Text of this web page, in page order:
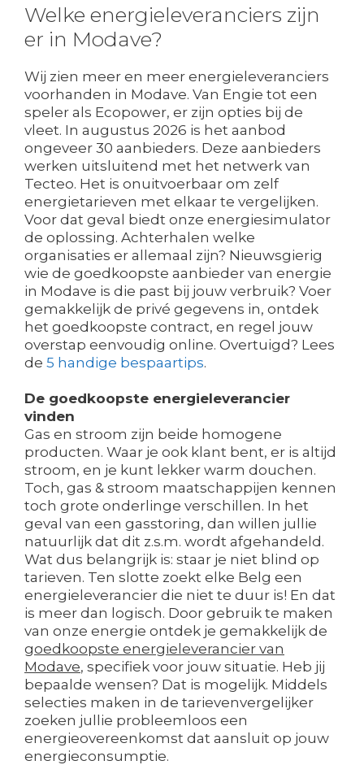
Welke energieleveranciers zijn
er in Modave?
Wij zien meer en meer energieleveranciers
voorhanden in Modave. Van Engie tot een
speler als Ecopower, er zijn opties bij de
vleet. In augustus 2026 is het aanbod
ongeveer 30 aanbieders. Deze aanbieders
werken uitsluitend met het netwerk van
Tecteo. Het is onuitvoerbaar om zelf
energietarieven met elkaar te vergelijken.
Voor dat geval biedt onze energiesimulator
de oplossing. Achterhalen welke
organisaties er allemaal zijn? Nieuwsgierig
wie de goedkoopste aanbieder van energie
in Modave is die past bij jouw verbruik? Voer
gemakkelijk de privé gegevens in, ontdek
het goedkoopste contract, en regel jouw
overstap eenvoudig online. Overtuigd? Lees
de 5 handige bespaartips.
De goedkoopste energieleverancier
vinden
Gas en stroom zijn beide homogene
producten. Waar je ook klant bent, er is altijd
stroom, en je kunt lekker warm douchen.
Toch, gas & stroom maatschappijen kennen
toch grote onderlinge verschillen. In het
geval van een gasstoring, dan willen jullie
natuurlijk dat dit z.s.m. wordt afgehandeld.
Wat dus belangrijk is: staar je niet blind op
tarieven. Ten slotte zoekt elke Belg een
energieleverancier die niet te duur is! En dat
is meer dan logisch. Door gebruik te maken
van onze energie ontdek je gemakkelijk de
goedkoopste energieleverancier van
Modave, specifiek voor jouw situatie. Heb jij
bepaalde wensen? Dat is mogelijk. Middels
selecties maken in de tarievenvergelijker
zoeken jullie probleemloos een
energieovereenkomst dat aansluit op jouw
energieconsumptie.